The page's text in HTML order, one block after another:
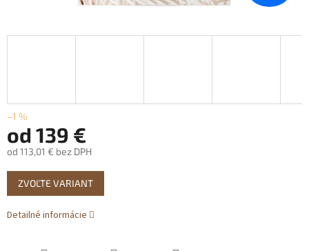
–1 %
od 139 €
od 113,01 € bez DPH
Jednotková
cena:
ZVOĽTE VARIANT
Detailné informácie